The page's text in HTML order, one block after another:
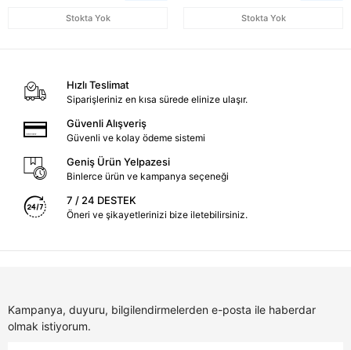
Stokta Yok Stokta Yok
Hızlı Teslimat
Siparişleriniz en kısa sürede elinize ulaşır.
Güvenli Alışveriş
Güvenli ve kolay ödeme sistemi
Geniş Ürün Yelpazesi
Binlerce ürün ve kampanya seçeneği
7 / 24 DESTEK
Öneri ve şikayetlerinizi bize iletebilirsiniz.
Kampanya, duyuru, bilgilendirmelerden e-posta ile haberdar
olmak istiyorum.